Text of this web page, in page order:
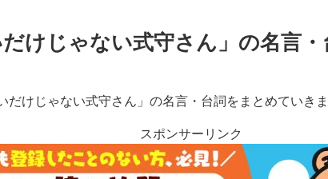
だけじゃない式守さん」の名言
だけじゃない式守さん」の名言・台詞をまとめていきま
スポンサーリンク